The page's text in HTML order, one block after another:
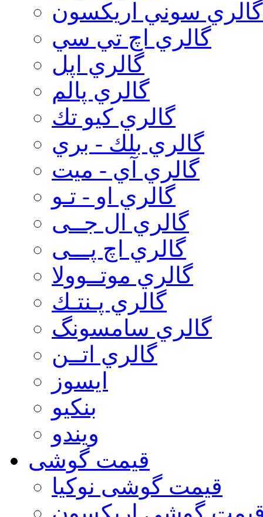
گالري سوني اريكسون
گالري اچ تي سي
گالري اپل
گالري پالم
گالري كيو تك
گالري بلك - بري
گالري آي - ميت
گالري او - تـو
گالري ال جــی
گالري اچ پـــی
گالري موتــوولا
گالري پـنتـك
گالري سامسونگ
گالري اتــن
ایسوز
بنکیو
ویندو
قیمت گوشی
قیمت گوشی نوكيا